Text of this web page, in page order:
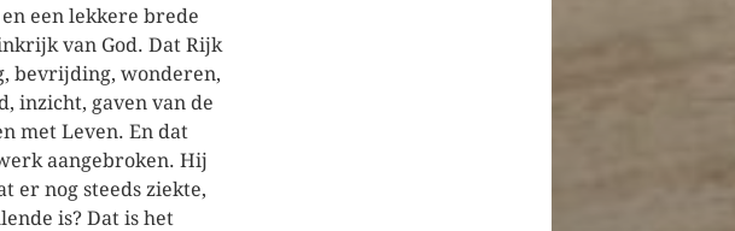
een lekkere brede
van God. Dat Rijk
bevrijding, wonderen,
inzicht, gaven van de
met Leven. En dat
aangebroken. Hij
er nog steeds ziekte,
is? Dat is het